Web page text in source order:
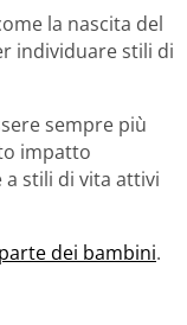
la nascita del
individuare stili di
sempre più
impatto
stili di vita attivi
dei bambini.